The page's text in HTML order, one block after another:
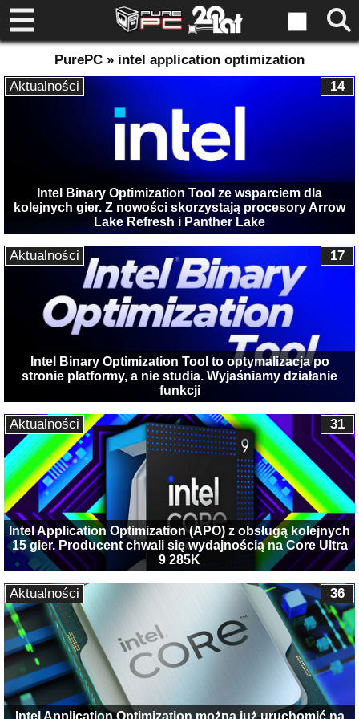
PurePC » intel application optimization
Intel Binary Optimization Tool ze wsparciem dla
kolejnych gier. Z nowości skorzystają procesory Arrow
Lake Refresh i Panther Lake
14
Aktualności
Intel Binary Optimization Tool to optymalizacja po
stronie platformy, a nie studia. Wyjaśniamy działanie
funkcji
17
Aktualności
Intel Application Optimization (APO) z obsługą kolejnych
15 gier. Producent chwali się wydajnością na Core Ultra
9 285K
31
Aktualności
Intel Application Optimization można już uruchomić na
36
Aktualności